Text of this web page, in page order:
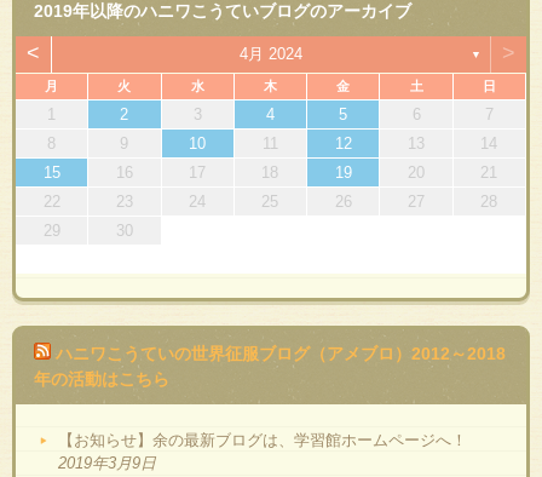
2019年以降のハニワこうていブログのアーカイブ
< 4月 2024 ▼ >
月 火 水 木 金 土 日
1 2 3 4 5 6
7
8
9 10 11 12 13
14
15
16 17 18 19 20
21
22
23 24 25 26 27
28
29
30
ハニワこうていの世界征服ブログ（アメブロ）2012～2018
年の活動はこちら
【お知らせ】余の最新ブログは、学習館ホームページへ！
2019年3月9日